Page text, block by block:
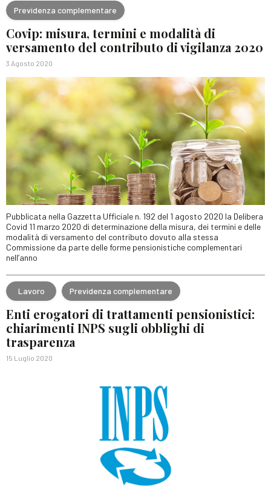
Previdenza complementare
Covip: misura, termini e modalità di
versamento del contributo di vigilanza 2020
3 Agosto 2020
Pubblicata nella Gazzetta Ufficiale n. 192 del 1 agosto 2020 la Delibera
Covid 11 marzo 2020 di determinazione della misura, dei termini e delle
modalità di versamento del contributo dovuto alla stessa
Commissione da parte delle forme pensionistiche complementari
nell’anno
Lavoro Previdenza complementare
Enti erogatori di trattamenti pensionistici:
chiarimenti INPS sugli obblighi di
trasparenza
15 Luglio 2020